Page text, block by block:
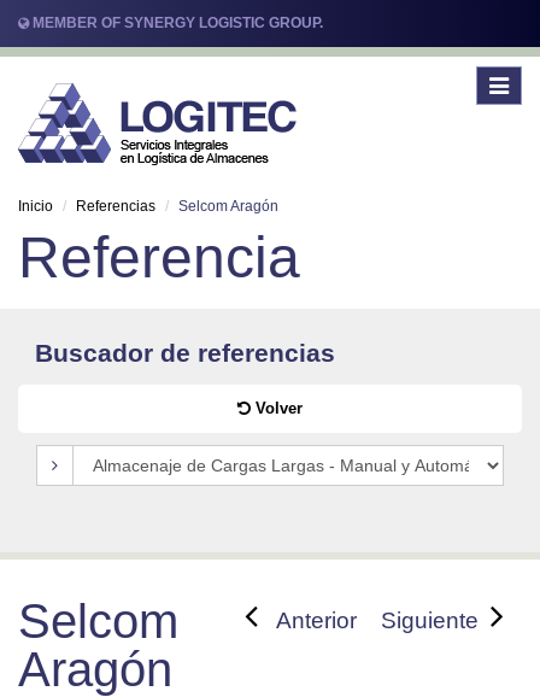
MEMBER OF SYNERGY LOGISTIC GROUP.
Toggle
Inicio Referencias Selcom Aragón
Referencia
Buscador de referencias
Volver
Anterior Siguiente
Selcom
Aragón